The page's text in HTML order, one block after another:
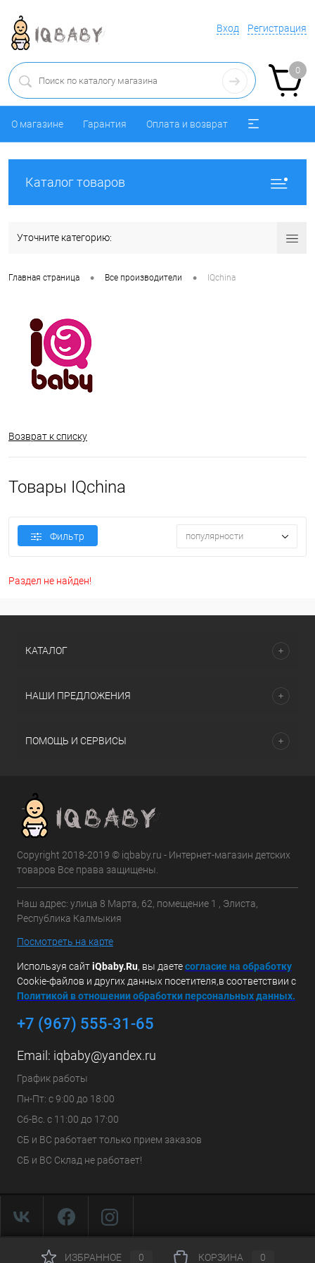
Вход Регистрация
0
О магазине Гарантия Оплата и возврат
Каталог товаров
Уточните категорию:
Главная страница • Все производители • IQchina
Возврат к списку
Товары IQchina
Фильтр популярности
Раздел не найден!
КАТАЛОГ
НАШИ ПРЕДЛОЖЕНИЯ
ПОМОЩЬ И СЕРВИСЫ
Copyright 2018-2019 © iqbaby.ru - Интернет-магазин детских
товаров Все права защищены.
Наш адрес: улица 8 Марта, 62, помещение 1 , Элиста,
Республика Калмыкия
Посмотреть на карте
Используя сайтiQbaby.Ru, вы даетесогласие на обработку
Cookie-файлов и других данных посетителя,в соответствии с
Политикой в отношении обработки персональных данных.
+7 (967) 555-31-65
Email: iqbaby@yandex.ru
График работы
Пн-Пт: с 9:00 до 18:00
Сб-Вс. с 11:00 до 17:00
СБ и ВС работает только прием заказов
СБ и ВС Склад не работает!
ИЗБРАННОЕ 0 КОРЗИНА 0